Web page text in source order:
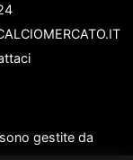
gestite da